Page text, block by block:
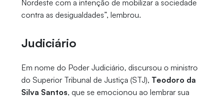
Nordeste com a intenção de mobilizar a sociedade
contra as desigualdades”, lembrou.
Judiciário
Em nome do Poder Judiciário, discursou o ministro
do Superior Tribunal de Justiça (STJ), Teodoro da
Silva Santos, que se emocionou ao lembrar sua